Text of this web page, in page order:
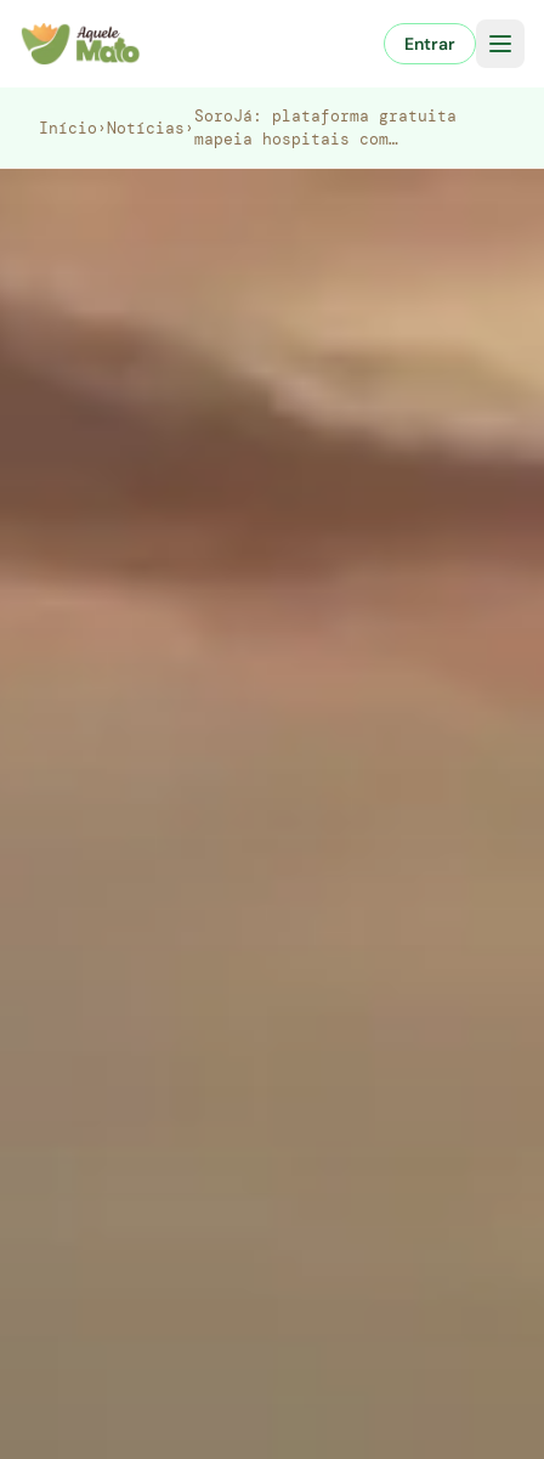
para
Entrar
Início›Notícias›
SoroJá: plataforma gratuita
mapeia hospitais com…